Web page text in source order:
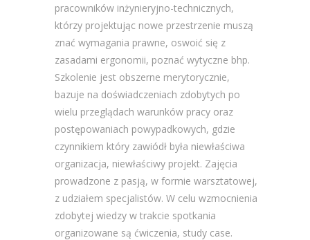
pracowników inżynieryjno-technicznych,
którzy projektując nowe przestrzenie muszą
znać wymagania prawne, oswoić się z
zasadami ergonomii, poznać wytyczne bhp.
Szkolenie jest obszerne merytorycznie,
bazuje na doświadczeniach zdobytych po
wielu przeglądach warunków pracy oraz
postępowaniach powypadkowych, gdzie
czynnikiem który zawiódł była niewłaściwa
organizacja, niewłaściwy projekt. Zajęcia
prowadzone z pasją, w formie warsztatowej,
z udziałem specjalistów. W celu wzmocnienia
zdobytej wiedzy w trakcie spotkania
organizowane są ćwiczenia, study case.